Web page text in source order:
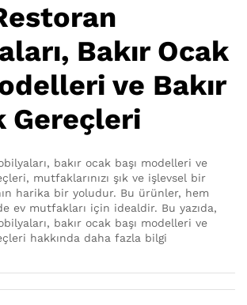
Bakır Ocak
ve Bakır
Gereçleri
bakır ocak başı modelleri ve
mutfaklarınızı şık ve işlevsel bir
harika bir yoludur. Bu ürünler, hem
ev mutfakları için idealdir. Bu yazıda,
bakır ocak başı modelleri ve
hakkında daha fazla bilgi